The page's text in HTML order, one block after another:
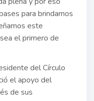
para brindarnos
este
el primero de
del Círculo
el apoyo del
de sus